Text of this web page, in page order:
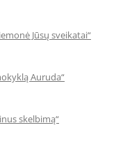
Jūsų sveikatai“
Auruda“
skelbimą“